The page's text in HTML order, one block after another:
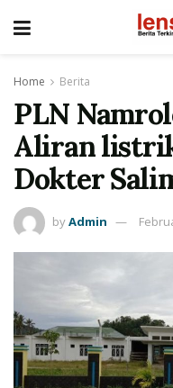
Home Berita
PLN
Aliran
Dokter
byAdmin